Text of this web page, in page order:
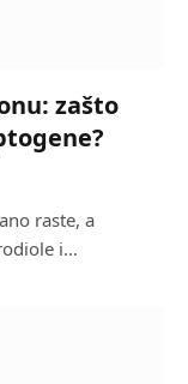
zašto
raste, a
i…